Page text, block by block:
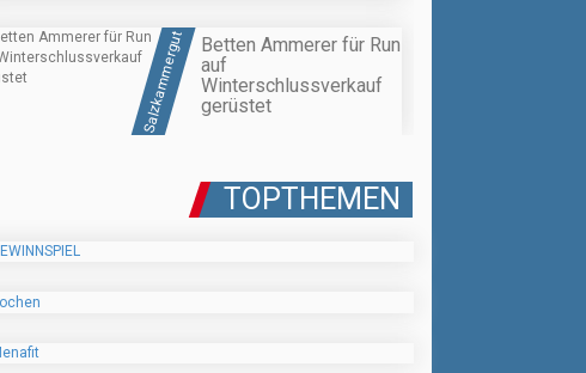
Salzkammergut
Betten Ammerer für Run
auf
Winterschlussverkauf
gerüstet
TOPTHEMEN